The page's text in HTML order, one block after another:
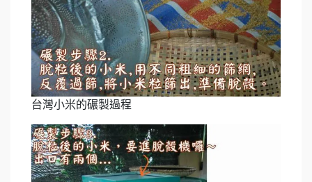
台灣小米的碾製過程